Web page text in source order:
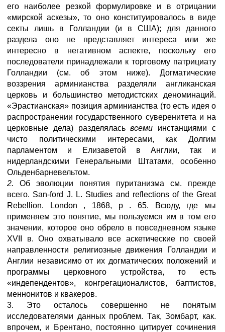
его наиболее резкой формулировке и в отрицании
«мирской аскезы», то оно конституировалось в виде
секты лишь в Голландии (и в США); для данного
раздела оно не представляет интереса или же
интересно в негативном аспекте, поскольку его
последователи принадлежали к торговому патрициату
Голландии (см. об этом ниже). Догматические
воззрения арминианства разделяли англиканская
церковь и большинство методистских деноминаций.
«Эрастианская» позиция арминианства (то есть идея о
распространении государственного суверенитета и на
церковные дела) разделяласьвсеми инстанциями с
чисто политическими интересами, как Долгим
парламентом и Елизаветой в Англии, так и
нидерландскими Генеральными Штатами, особенно
Ольденбарневельтом.
2. Об эволюции понятия пуританизма см. прежде
всего. San-ford J. L. Studies and reflections of the Great
Rebellion. London , 1868, p . 65. Всюду, где мы
применяем это понятие, мы пользуемся им в том его
значении, которое оно обрело в повседневном языке
XVII в. Оно охватывало все аскетические по своей
направленности религиозные движения Голландии и
Англии независимо от их догматических положений и
программы церковного устройства, то есть
«индепендентов», конгрегационалистов, баптистов,
меннонитов и квакеров.
3. Это осталось совершенно не понятым
исследователями данных проблем. Так, Зомбарт, как.
впрочем, и Брентано, постоянно цитирует сочинения